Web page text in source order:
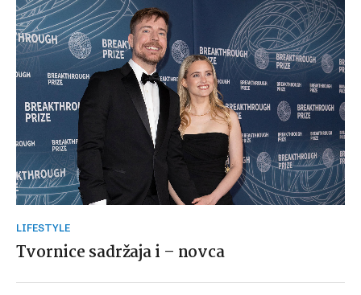
LIFESTYLE
Tvornice sadržaja i – novca